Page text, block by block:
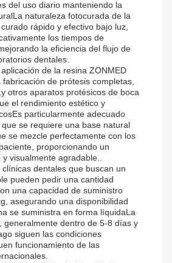
del uso diario manteniendo la
naturaleza fotocurada de la
rápido y efectivo bajo luz,
los tiempos de
la eficiencia del flujo de
dentales.
de la resina ZONMED
fabricación de prótesis completas,
otros aparatos protésicos de boca
el rendimiento estético y
particularmente adecuado
se requiere una base natural
se mezcle perfectamente con los
proporcionando un
visualmente agradable..
dentales que buscan un
pueden pedir una cantidad
una capacidad de suministro
asegurando una disponibilidad
se suministra en forma líquidaLa
generalmente dentro de 5-8 días y
siguen las condiciones
funcionamiento de las